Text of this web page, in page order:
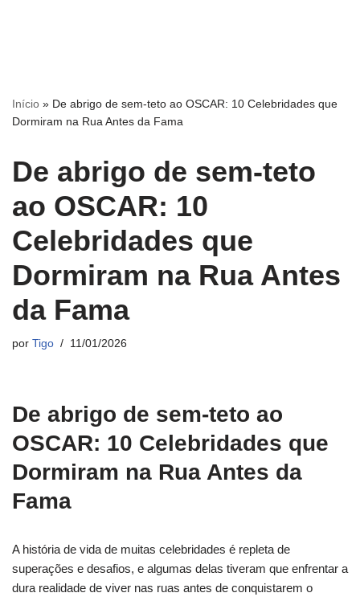
Início » De abrigo de sem-teto ao OSCAR: 10 Celebridades que
Dormiram na Rua Antes da Fama
De abrigo de sem-teto
ao OSCAR: 10
Celebridades que
Dormiram na Rua Antes
da Fama
por Tigo 11/01/2026
De abrigo de sem-teto ao
OSCAR: 10 Celebridades que
Dormiram na Rua Antes da
Fama
A história de vida de muitas celebridades é repleta de
superações e desafios, e algumas delas tiveram que enfrentar a
dura realidade de viver nas ruas antes de conquistarem o